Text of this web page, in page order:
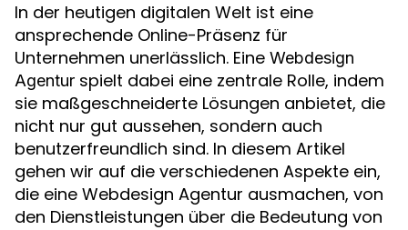
In der heutigen digitalen Welt ist eine
ansprechende Online-Präsenz für
Unternehmen unerlässlich. Eine Webdesign
Agentur spielt dabei eine zentrale Rolle, indem
sie maßgeschneiderte Lösungen anbietet, die
nicht nur gut aussehen, sondern auch
benutzerfreundlich sind. In diesem Artikel
gehen wir auf die verschiedenen Aspekte ein,
die eine Webdesign Agentur ausmachen, von
den Dienstleistungen über die Bedeutung von